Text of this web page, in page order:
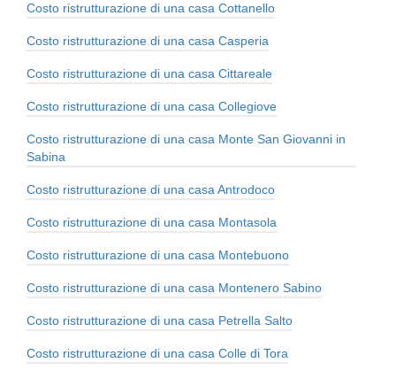
Costo ristrutturazione di una casa Cottanello
Costo ristrutturazione di una casa Casperia
Costo ristrutturazione di una casa Cittareale
Costo ristrutturazione di una casa Collegiove
Costo ristrutturazione di una casa Monte San Giovanni in
Sabina
Costo ristrutturazione di una casa Antrodoco
Costo ristrutturazione di una casa Montasola
Costo ristrutturazione di una casa Montebuono
Costo ristrutturazione di una casa Montenero Sabino
Costo ristrutturazione di una casa Petrella Salto
Costo ristrutturazione di una casa Colle di Tora